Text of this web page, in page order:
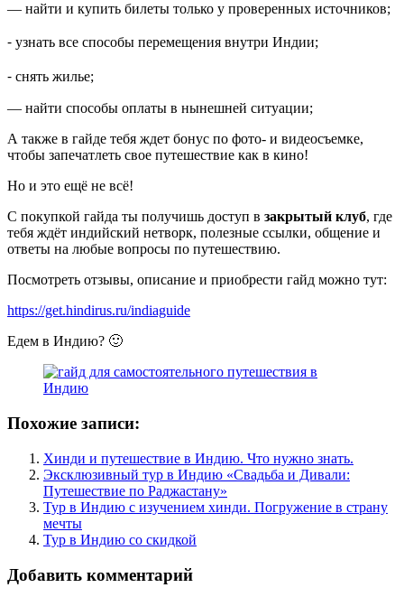
— найти и купить билеты только у проверенных источников;
⁃ узнать все способы перемещения внутри Индии;
⁃ снять жилье;
— найти способы оплаты в нынешней ситуации;
А также в гайде тебя ждет бонус по фото- и видеосъемке,
чтобы запечатлеть свое путешествие как в кино!
Но и это ещё не всё!
С покупкой гайда ты получишь доступ в закрытый клуб, где
тебя ждёт индийский нетворк, полезные ссылки, общение и
ответы на любые вопросы по путешествию.
Посмотреть отзывы, описание и приобрести гайд можно тут:
https://get.hindirus.ru/indiaguide
Едем в Индию? 🙂
Похожие записи:
Хинди и путешествие в Индию. Что нужно знать.
Эксклюзивный тур в Индию «Свадьба и Дивали:
Путешествие по Раджастану»
Тур в Индию с изучением хинди. Погружение в страну
мечты
Тур в Индию со скидкой
Добавить комментарий